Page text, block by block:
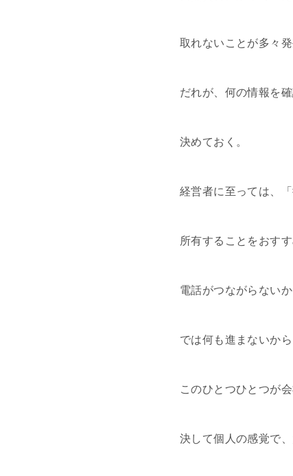
取れないことが多々発
だれが、何の情報を
決めておく。
経営者に至っては、
所有することをおすす
電話がつながらない
では何も進まないから
このひとつひとつが
決して個人の感覚で